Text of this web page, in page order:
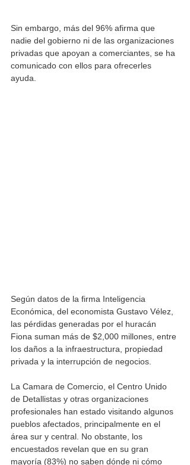
Sin embargo, más del 96% afirma que
nadie del gobierno ni de las organizaciones
privadas que apoyan a comerciantes, se ha
comunicado con ellos para ofrecerles
ayuda.
Según datos de la firma Inteligencia
Económica, del economista Gustavo Vélez,
las pérdidas generadas por el huracán
Fiona suman más de $2,000 millones, entre
los daños a la infraestructura, propiedad
privada y la interrupción de negocios.
La Camara de Comercio, el Centro Unido
de Detallistas y otras organizaciones
profesionales han estado visitando algunos
pueblos afectados, principalmente en el
área sur y central. No obstante, los
encuestados revelan que en su gran
mayoría (83%) no saben dónde ni cómo